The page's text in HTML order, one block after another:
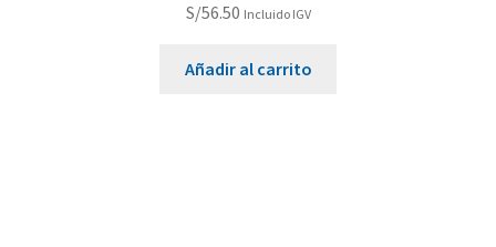
S/56.50 Incluido IGV
Añadir al carrito